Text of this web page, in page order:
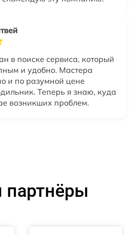
в поиске сервиса, который
и удобно. Мастера
и по разумной цене
Теперь я знаю, куда
возникших проблем.